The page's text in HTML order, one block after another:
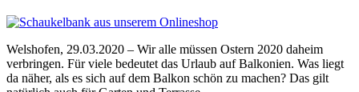
Welshofen, 29.03.2020 – Wir alle müssen Ostern 2020 daheim
verbringen. Für viele bedeutet das Urlaub auf Balkonien. Was liegt
da näher, als es sich auf dem Balkon schön zu machen? Das gilt